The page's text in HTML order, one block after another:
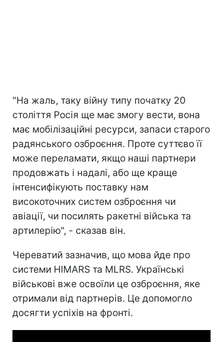
"На жаль, таку війну типу початку 20
століття Росія ще має змогу вести, вона
має мобілізаційні ресурси, запаси старого
радянського озброєння. Проте суттєво її
може переламати, якщо наші партнери
продовжать і надалі, або ще краще
інтенсифікують поставку нам
високоточних систем озброєння чи
авіації, чи посилять ракетні війська та
артилерію", - сказав він.
Череватий зазначив, що мова йде про
системи HIMARS та MLRS. Українські
військові вже освоїли це озброєння, яке
отримали від партнерів. Це допомогло
досягти успіхів на фронті.